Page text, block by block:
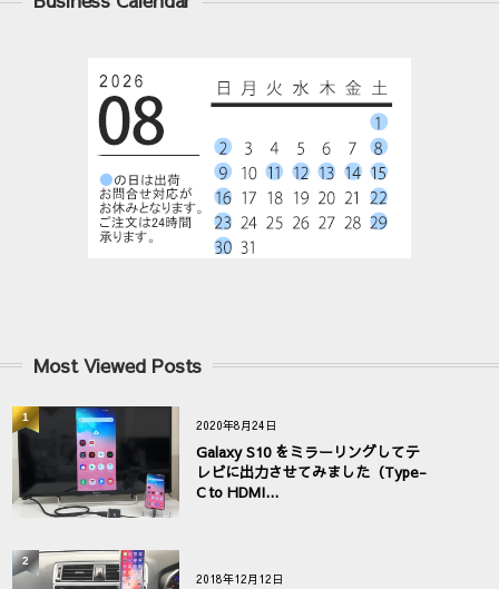
Most Viewed Posts
2020年8月24日
Galaxy S10 をミラーリングしてテ
レビに出力させてみました（Type-
C to HDMI...
1
2018年12月12日
2